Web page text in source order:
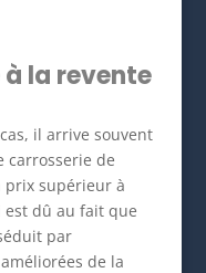
la revente
il arrive souvent
carrosserie de
supérieur à
est dû au fait que
par
de la